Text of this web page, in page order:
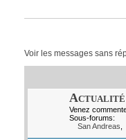
Voir les messages sans
Actualité
Venez
Sous-forums:
San Andreas